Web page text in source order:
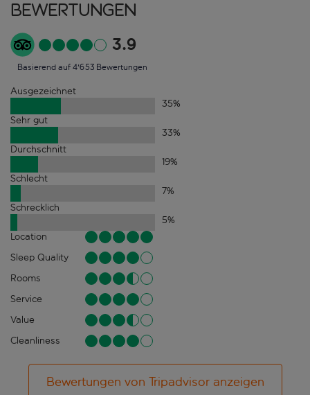
Bewertungen
3.9
Basierend auf 4'653 Bewertungen
Ausgezeichnet
35%
Sehr gut
33%
Durchschnitt
19%
Schlecht
7%
Schrecklich
5%
Location
Sleep Quality
Rooms
Service
Value
Cleanliness
Bewertungen von Tripadvisor anzeigen